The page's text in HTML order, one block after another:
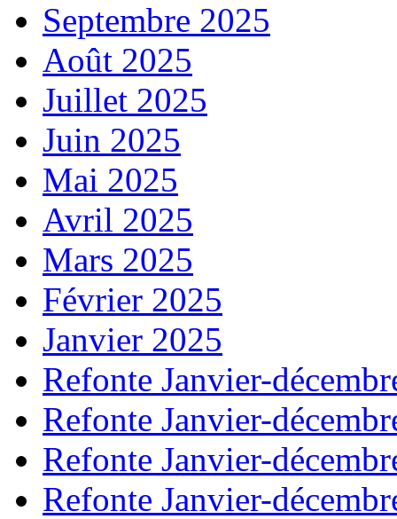
Septembre 2025
Août 2025
Juillet 2025
Juin 2025
Mai 2025
Avril 2025
Mars 2025
Février 2025
Janvier 2025
Refonte Janvier-
Refonte Janvier-
Refonte Janvier-
Refonte Janvier-